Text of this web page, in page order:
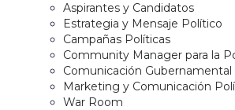
Aspirantes y Candidatos
Estrategia y Mensaje Político
Campañas Políticas
Community Manager para la
Comunicación Gubernamental
Marketing y Comunicación
War Room